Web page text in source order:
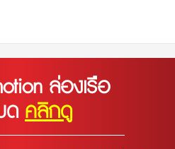
ล่องเรือ
ด คลิกดู